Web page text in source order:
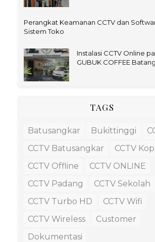
Perangkat Keamanan CCTV dan
Sistem Toko
Instalasi CCTV Online
GUBUK COFFEE
TAGS
Batusangkar Bukittinggi
CCTV Batusangkar
CCTV
CCTV Offline
CCTV ONLINE
CCTV Padang
CCTV Sekolah
CCTV Turbo HD
CCTV Wifi
CCTV Wireless
Customer
Dokumentasi